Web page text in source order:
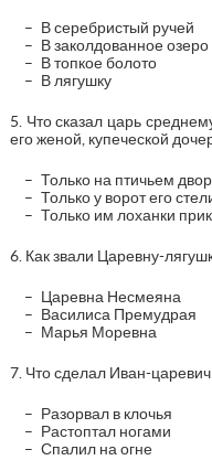
В серебристый ручей
В заколдованное озеро
В топкое болото
В лягушку
5. Что сказал царь
его женой, купеческой
Только на птичьем
Только у ворот его
Только им лоханки
6. Как звали Царевну-
Царевна Несмеяна
Василиса Премудрая
Марья Моревна
7. Что сделал Иван-
Разорвал в клочья
Растоптал ногами
Спалил на огне